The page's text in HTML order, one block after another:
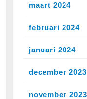
maart 2024
februari 2024
januari 2024
december 2023
november 2023